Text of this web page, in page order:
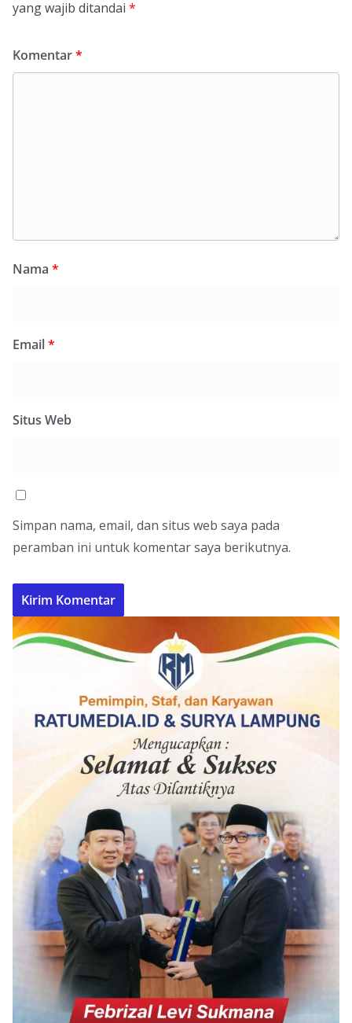
yang wajib ditandai *
Komentar*
Nama *
Email*
Situs Web
Simpan nama, email, dan situs web saya pada
peramban ini untuk komentar saya berikutnya.